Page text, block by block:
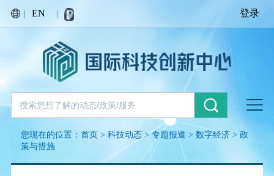
| EN | 登录
您现在的位置：首页 >科技动态>专题报道 >数字经济 >政
策与措施